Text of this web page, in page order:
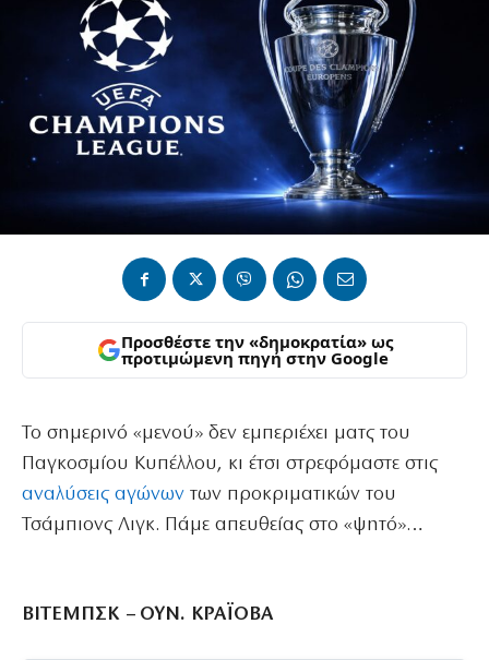
Προσθέστε την «δημοκρατία» ως
προτιμώμενη πηγή στην Google
Το σημερινό «μενού» δεν εμπεριέχει ματς του
Παγκοσμίου Κυπέλλου, κι έτσι στρεφόμαστε στις
αναλύσεις αγώνων των προκριματικών του
Τσάμπιονς Λιγκ. Πάμε απευθείας στο «ψητό»…
ΒΙΤΕΜΠΣΚ – ΟΥΝ. ΚΡΑΪΟΒΑ